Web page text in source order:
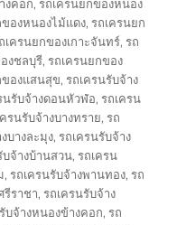
งคอก,รถเครนยกของหนอง
องหนองไม้แดง,รถเครนยก
เครนยกของเกาะจันทร์,รถ
งชลบุรี,รถเครนยกของ
ของแสนสุข,รถเครนรับจ้าง
นรับจ้างดอนหัวฬ่อ,รถเครน
รนรับจ้างบางทราย,รถ
บางละมุง,รถเครนรับจ้าง
บจ้างบ้านสวน,รถเครน
,รถเครนรับจ้างพานทอง,รถ
รีราชา,รถเครนรับจ้าง
บจ้างหนองข้างคอก,รถ